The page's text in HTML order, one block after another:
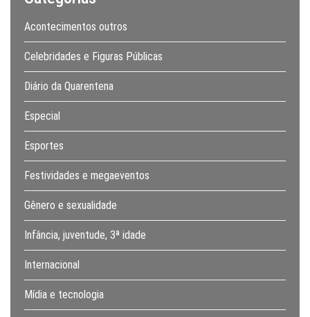
Acontecimentos outros
Celebridades e Figuras Públicas
Diário da Quarentena
Especial
Esportes
Festividades e megaeventos
Gênero e sexualidade
Infância, juventude, 3ª idade
Internacional
Mídia e tecnologia